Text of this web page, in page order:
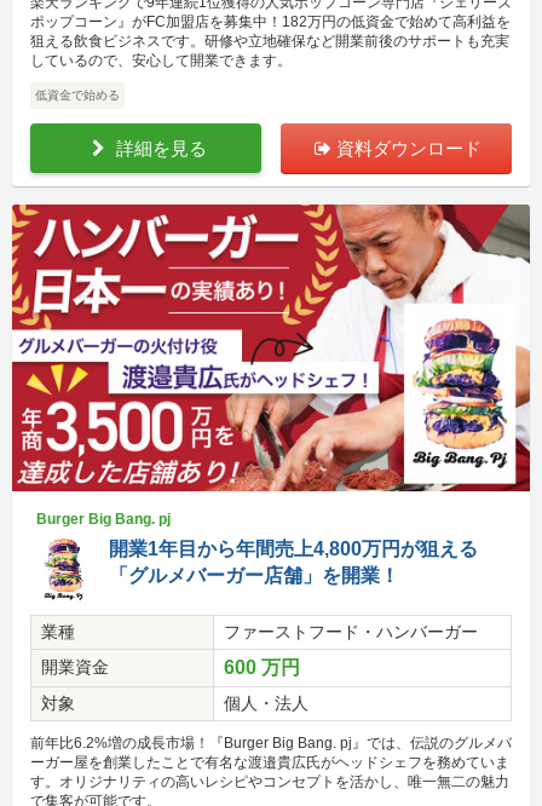
ポップコーン』がFC加盟店を募集中！182万円の低資金で始めて高利益を
狙える飲食ビジネスです。研修や立地確保など開業前後のサポートも充実
しているので、安心して開業できます。
低資金で始める
詳細を見る 資料ダウンロード
Burger Big Bang. pj
開業1年目から年間売上4,800万円が狙える
「グルメバーガー店舗」を開業！
業種
ファーストフード・ハンバーガー
開業資金
600 万円
対象 個人・法人
前年比6.2%増の成長市場！『Burger Big Bang. pj』では、伝説のグルメバ
ーガー屋を創業したことで有名な渡邉貴広氏がヘッドシェフを務めていま
す。オリジナリティの高いレシピやコンセプトを活かし、唯一無二の魅力
で集客が可能です。